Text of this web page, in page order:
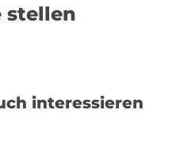
stellen
interessieren